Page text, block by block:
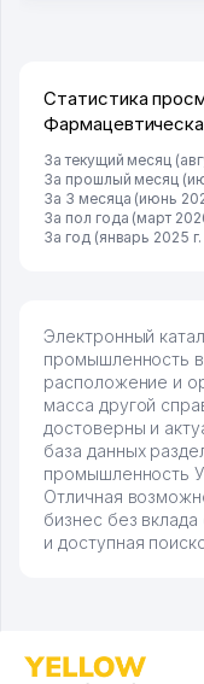
Статистика
За текущий месяц
За прошлый месяц
За 3 месяца (июнь
За пол года (март
За год (январь 2025
Электронный
промышленность
расположение и
масса другой
достоверны и
база данных
промышленность
Отличная
бизнес без
и доступная